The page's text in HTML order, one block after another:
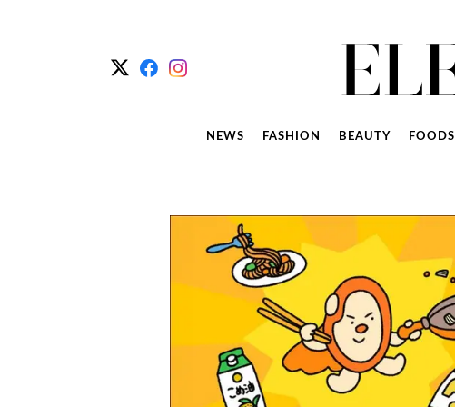
NEWS FASHION BEAUTY FOODS